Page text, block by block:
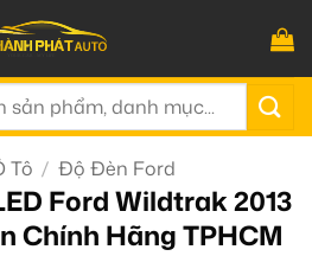
Tô / Độ Đèn Ford
Ford Wildtrak 2013
Chính Hãng TPHCM